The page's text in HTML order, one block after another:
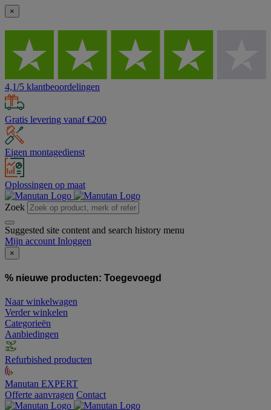
×
4,1/5 klantbeoordelingen
Gratis levering vanaf €200
Eigen montagedienst
Oplossingen op maat
Zoek
Suggested site content and search history menu
Mijn account Inloggen
×
% nieuwe producten: Toegevoegd
Naar winkelwagen
Verder winkelen
Categorieën
Aanbiedingen
Refurbished producten
Manutan EXPERT
Offerte aanvragen Contact